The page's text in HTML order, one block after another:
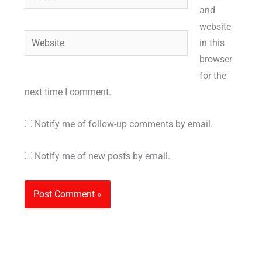
Website
and
website
in this
browser
for the
next time I comment.
Notify me of follow-up comments by email.
Notify me of new posts by email.